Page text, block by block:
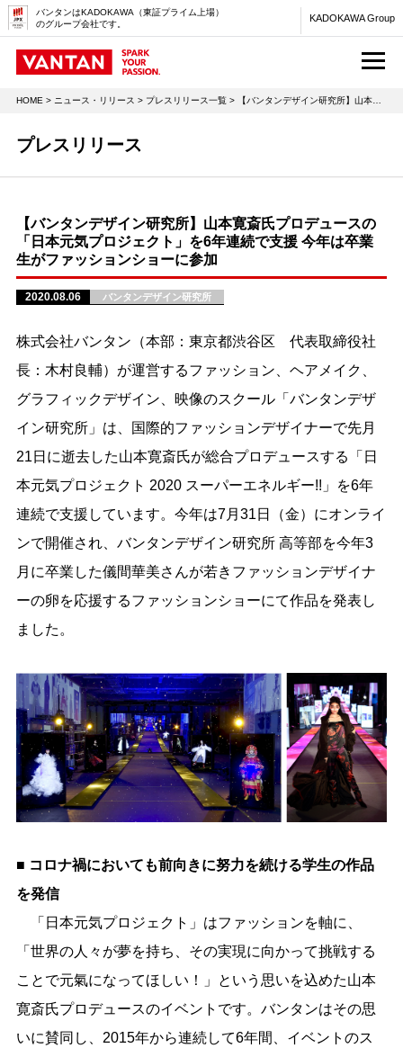
バンタンはKADOKAWA（東証プライム上場）
のグループ会社です。
KADOKAWA Group
HOME > ニュース・リリース > プレスリリース一覧 > 【バンタンデザイン研究所】山本寛斎氏プロデュースの「日本元気プロジェクト」を6年連続で支援 今年は卒業生がファッションショーに参加
プレスリリース
【バンタンデザイン研究所】山本寛斎氏プロデュースの
「日本元気プロジェクト」を6年連続で支援 今年は卒業
生がファッションショーに参加
2020.08.06 バンタンデザイン研究所
株式会社バンタン（本部：東京都渋谷区 代表取締役社
長：木村良輔）が運営するファッション、ヘアメイク、
グラフィックデザイン、映像のスクール「バンタンデザ
イン研究所」は、国際的ファッションデザイナーで先月
21日に逝去した山本寛斎氏が総合プロデュースする「日
本元気プロジェクト 2020 スーパーエネルギー!!」を6年
連続で支援しています。今年は7月31日（金）にオンライ
ンで開催され、バンタンデザイン研究所 高等部を今年3
月に卒業した儀間華美さんが若きファッションデザイナ
ーの卵を応援するファッションショーにて作品を発表し
ました。
■ コロナ禍においても前向きに努力を続ける学生の作品
を発信
「日本元気プロジェクト」はファッションを軸に、
「世界の人々が夢を持ち、その実現に向かって挑戦する
ことで元氣になってほしい！」という思いを込めた山本
寛斎氏プロデュースのイベントです。バンタンはその思
いに賛同し、2015年から連続して6年間、イベントのス